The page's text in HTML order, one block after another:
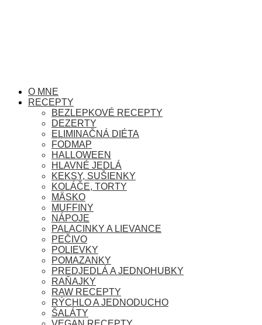
O MNE
RECEPTY
BEZLEPKOVÉ RECEPTY
DEZERTY
ELIMINAČNÁ DIÉTA
FODMAP
HALLOWEEN
HLAVNÉ JEDLÁ
KEKSY, SUŠIENKY
KOLÁČE, TORTY
MÄSKO
MUFFINY
NÁPOJE
PALACINKY A LIEVANCE
PEČIVO
POLIEVKY
POMAZANKY
PREDJEDLÁ A JEDNOHUBKY
RAŇAJKY
RAW RECEPTY
RÝCHLO A JEDNODUCHO
ŠALÁTY